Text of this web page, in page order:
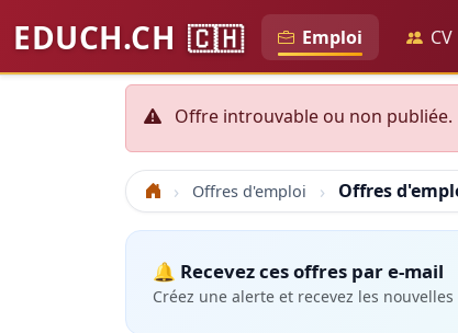
EDUCH.CH 🇨🇭 Emploi CV
Offre introuvable ou non publiée.
Accueil Offres d'emploi Offres
🔔 Recevez ces offres par e-mail
Créez une alerte et recevez les